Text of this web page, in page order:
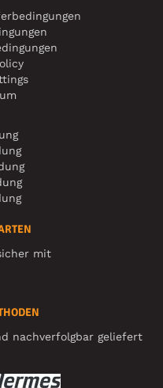
mit
nachverfolgbar geliefert